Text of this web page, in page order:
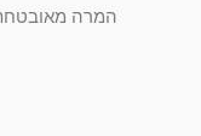
המרה